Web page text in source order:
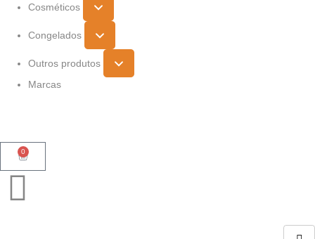
Cosméticos
Congelados
Outros produtos
Marcas
0